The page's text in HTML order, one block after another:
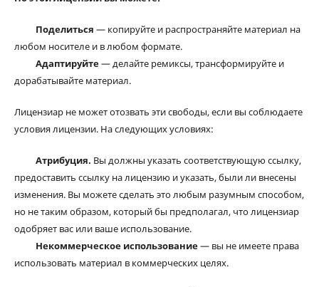
Поделиться — копируйте и распространяйте материал на
любом носителе и в любом формате.
Адаптируйте— делайте ремиксы, трансформируйте и
дорабатывайте материал.
Лицензиар не может отозвать эти свободы, если вы соблюдаете
условия лицензии. На следующих условиях:
Атрибуция. Вы должны указать соответствующую ссылку,
предоставить ссылку на лицензию и указать, были ли внесены
изменения. Вы можете сделать это любым разумным способом,
но не таким образом, который бы предполагал, что лицензиар
одобряет вас или ваше использование.
Некоммерческое использование— вы не имеете права
использовать материал в коммерческих целях.